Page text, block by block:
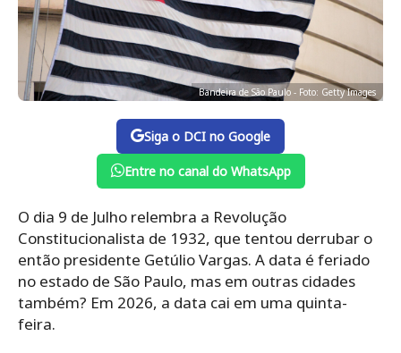
Bandeira de São Paulo - Foto: Getty Images
Siga o DCI no Google
Entre no canal do WhatsApp
O dia 9 de Julho relembra a Revolução
Constitucionalista de 1932, que tentou derrubar o
então presidente Getúlio Vargas. A data é feriado
no estado de São Paulo, mas em outras cidades
também? Em 2026, a data cai em uma quinta-
feira.